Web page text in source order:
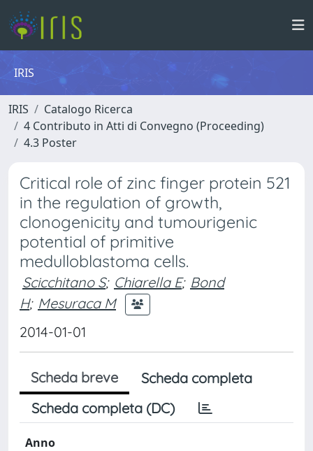
IRIS
IRIS
Catalogo Ricerca
4 Contributo in Atti di Convegno (Proceeding)
4.3 Poster
Critical role of zinc finger protein 521
in the regulation of growth,
clonogenicity and tumourigenic
potential of primitive
medulloblastoma cells.
Scicchitano S; Chiarella E; Bond
H; Mesuraca M
2014-01-01
Scheda breve
Scheda completa
Scheda completa (DC)
Anno